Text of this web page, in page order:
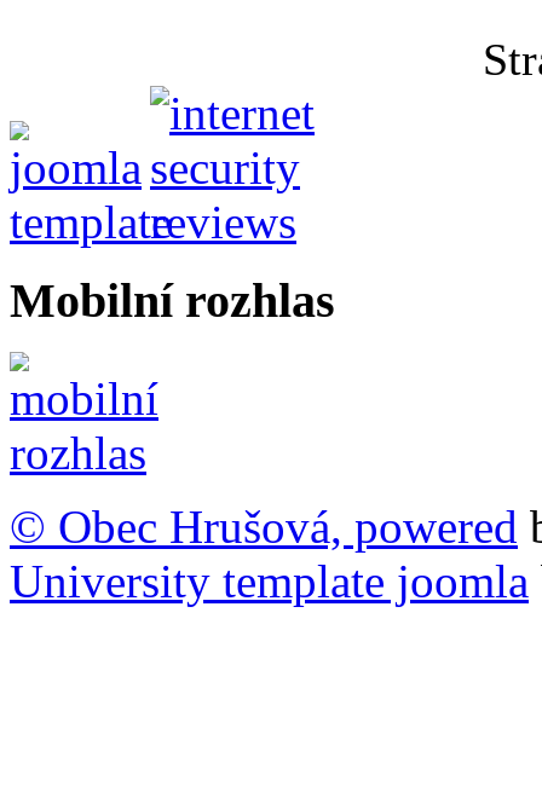
Mobilní rozhlas
© Obec Hrušová, powered
University template joomla